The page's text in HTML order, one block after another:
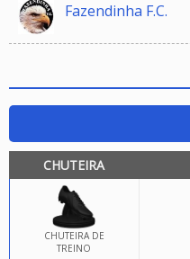
Fazendinha F.C.
CHUTEIRA
CHUTEIRA DE
TREINO